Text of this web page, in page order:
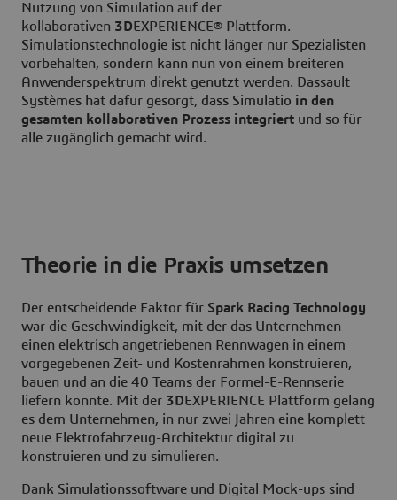
Nutzung von Simulation auf der
kollaborativen 3DEXPERIENCE® Plattform.
Simulationstechnologie ist nicht länger nur Spezialisten
vorbehalten, sondern kann nun von einem breiteren
Anwenderspektrum direkt genutzt werden. Dassault
Systèmes hat dafür gesorgt, dass Simulatio in den
gesamten kollaborativen Prozess integriert und so für
alle zugänglich gemacht wird.
Theorie in die Praxis umsetzen
Der entscheidende Faktor für Spark Racing Technology
war die Geschwindigkeit, mit der das Unternehmen
einen elektrisch angetriebenen Rennwagen in einem
vorgegebenen Zeit- und Kostenrahmen konstruieren,
bauen und an die 40 Teams der Formel-E-Rennserie
liefern konnte. Mit der 3DEXPERIENCE Plattform gelang
es dem Unternehmen, in nur zwei Jahren eine komplett
neue Elektrofahrzeug-Architektur digital zu
konstruieren und zu simulieren.
Dank Simulationssoftware und Digital Mock-ups sind